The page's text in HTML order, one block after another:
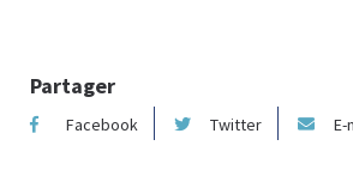
Partager
Facebook Twitter E-